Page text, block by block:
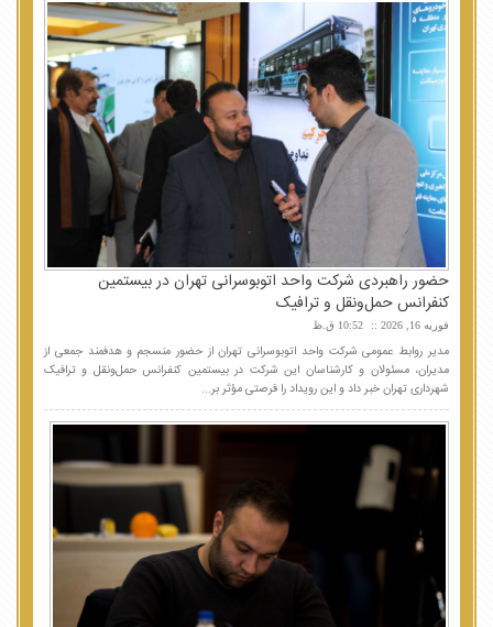
حضور راهبردی شرکت واحد اتوبوسرانی تهران در بیستمین
کنفرانس حمل‌ونقل و ترافیک
فوریه 16, 2026 10:52 ق.ظ
مدیر روابط عمومی شرکت واحد اتوبوسرانی تهران از حضور منسجم و هدفمند جمعی از
مدیران، مسئولان و کارشناسان این شرکت در بیستمین کنفرانس حمل‌ونقل و ترافیک
شهرداری تهران خبر داد و این رویداد را فرصتی مؤثر بر...